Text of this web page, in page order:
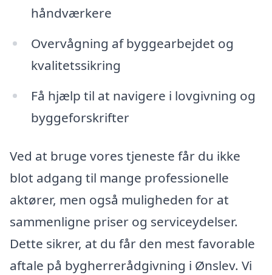
håndværkere
Overvågning af byggearbejdet og
kvalitetssikring
Få hjælp til at navigere i lovgivning og
byggeforskrifter
Ved at bruge vores tjeneste får du ikke
blot adgang til mange professionelle
aktører, men også muligheden for at
sammenligne priser og serviceydelser.
Dette sikrer, at du får den mest favorable
aftale på bygherrerådgivning i Ønslev. Vi